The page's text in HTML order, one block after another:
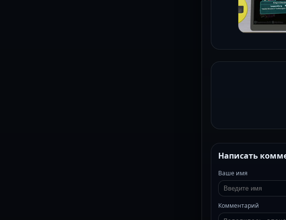
Написать
Ваше имя
Комментарий